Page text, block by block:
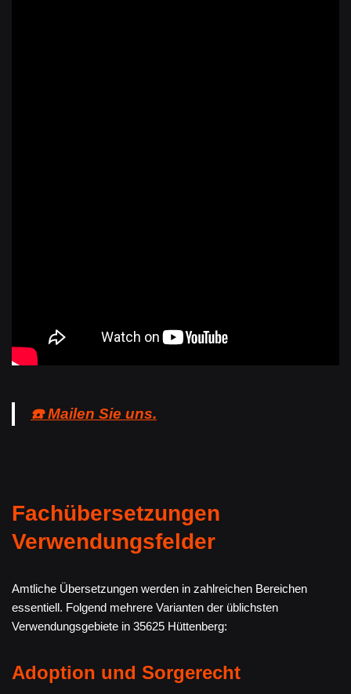
☎️ Mailen Sie uns.
Fachübersetzungen
Verwendungsfelder
Amtliche Übersetzungen werden in zahlreichen Bereichen
essentiell. Folgend mehrere Varianten der üblichsten
Verwendungsgebiete in 35625 Hüttenberg:
Adoption und Sorgerecht